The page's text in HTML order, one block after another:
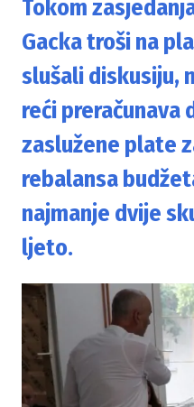
Tokom
Gacka troši na
slušali diskusiju,
reći preračunava
zaslužene plate
rebalansa
najmanje dvije
ljeto.